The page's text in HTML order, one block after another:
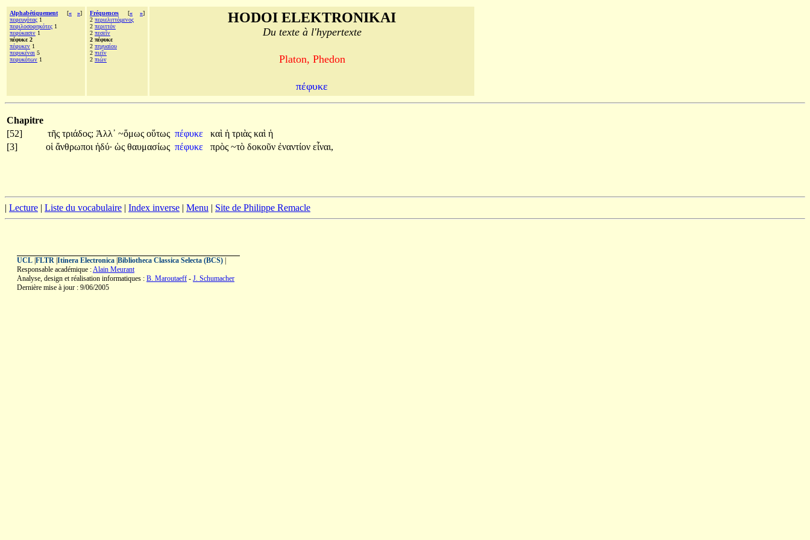
Alphabétiquement [« »]
πεφευγότας 1
πεφιλοσοφηκότες 1
πεφύκασιν 1
πέφυκε 2
πέφυκεν 1
πεφυκέναι 5
πεφυκότων 1
Fréquences [« »]
2 περιελιττόμενος
2 περιττόν
2 πεσεῖν
2 πέφυκε
2 πηχυαίου
2 πιεῖν
2 πιὼν
HODOI ELEKTRONIKAI
Du texte à l'hypertexte
Platon, Phedon
πέφυκε
Chapitre
[52]
τῆς τριάδος; Ἀλλ᾽ ~ὅμως οὕτως πέφυκε καὶ ἡ τριὰς καὶ ἡ
[3]
οἱ ἄνθρωποι ἡδύ· ὡς θαυμασίως πέφυκε πρὸς ~τὸ δοκοῦν ἐναντίον εἶναι,
| Lecture | Liste du vocabulaire | Index inverse | Menu | Site de Philippe Remacle
UCL FLTR Itinera Electronica Bibliotheca Classica Selecta (BCS)
Responsable académique :Alain Meurant
Analyse, design et réalisation informatiques : B. Maroutaeff - J. Schumacher
Dernière mise à jour : 9/06/2005